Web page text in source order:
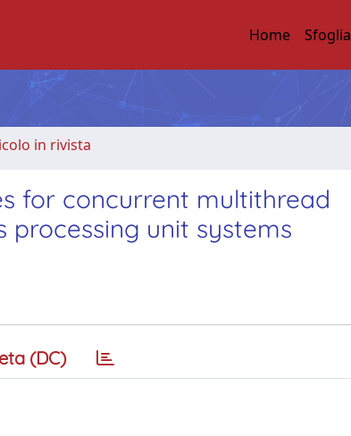
Home Sfoglia
in rivista
for concurrent multithread
unit systems
(DC)